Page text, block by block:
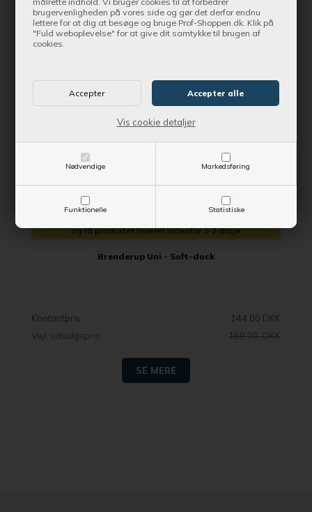
brugervenligheden på vores side og gør det derfor endnu
lettere for at dig at besøge og bruge Prof-Shoppen.dk. Klik på
"Fuld weboplevelse" for at give dit samtykke til brugen af
cookies.
Nødvendige Markedsføring
Funktionelle Statistiske
Vis cookie detaljer
SPAR 16,00 DKK
og få produktet leveret indenfor 1-2 dage
Brenderup Uni - Soft-dock
Kontantpris
144,00 DKK
Vejl. udsalgspris
160,00 DKK
SE MERE